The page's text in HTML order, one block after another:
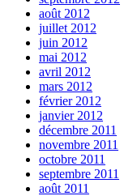
août 2012
juillet 2012
juin 2012
mai 2012
avril 2012
mars 2012
février 2012
janvier 2012
décembre 2011
novembre 2011
octobre 2011
septembre 2011
août 2011